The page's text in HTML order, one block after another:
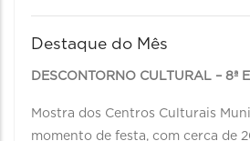
Destaque do Mês
DESCONTORNO CULTURAL – 8ª
Mostra dos Centros Culturais
momento de festa, com cerca de